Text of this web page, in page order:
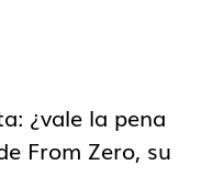
¿vale la pena
From Zero, su